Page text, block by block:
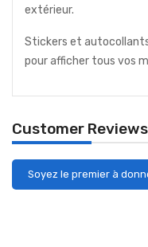
extérieur.
Stickers et
pour afficher tous vos
Customer Reviews
Soyez le premier à